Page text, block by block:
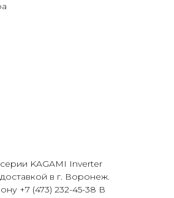
KAGAMI Inverter
в г. Воронеж.
+7 (473) 232-45-38 В